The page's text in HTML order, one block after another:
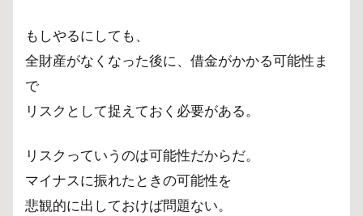
もしやるにしても、
全財産がなくなった後に、借金がかかる可能性ま
で
リスクとして捉えておく必要がある。
リスクっていうのは可能性だからだ。
マイナスに振れたときの可能性を
悲観的に出しておけば問題ない。